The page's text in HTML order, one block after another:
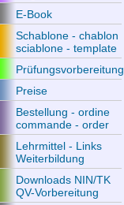
E-Book
Schablone - chablon
sciablone - template
Prüfungsvorbereitung
Preise
Bestellung - ordine
commande - order
Lehrmittel - Links
Weiterbildung
Downloads NIN/TK
QV-Vorbereitung